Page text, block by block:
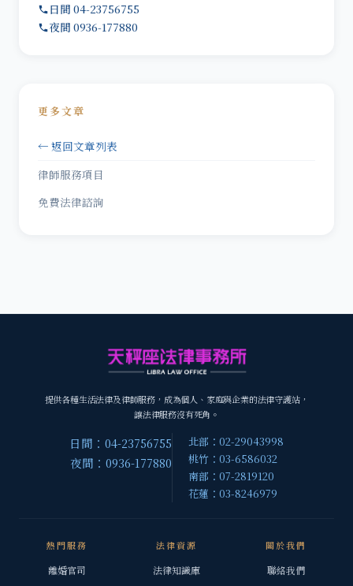
日間 04-23756755
夜間 0936-177880
更多文章
← 返回文章列表
律師服務項目
免費法律諮詢
提供各種生活法律及律師服務，成為個人、家庭與企業的法律守護站，
讓法律服務沒有死角。
日間：04-23756755
夜間：0936-177880
北部：02-29043998
桃竹：03-6586032
南部：07-2819120
花蓮：03-8246979
熱門服務
離婚官司
法律資源
法律知識庫
關於我們
聯絡我們